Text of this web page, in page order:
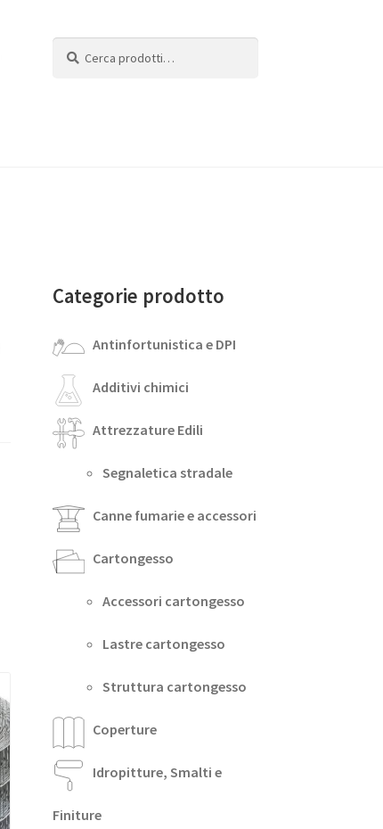
Categorie prodotto
Antinfortunistica e DPI
Additivi chimici
Attrezzature Edili
Segnaletica stradale
Canne fumarie e accessori
Cartongesso
Accessori cartongesso
Lastre cartongesso
Struttura cartongesso
Coperture
Idropitture, Smalti e
Finiture